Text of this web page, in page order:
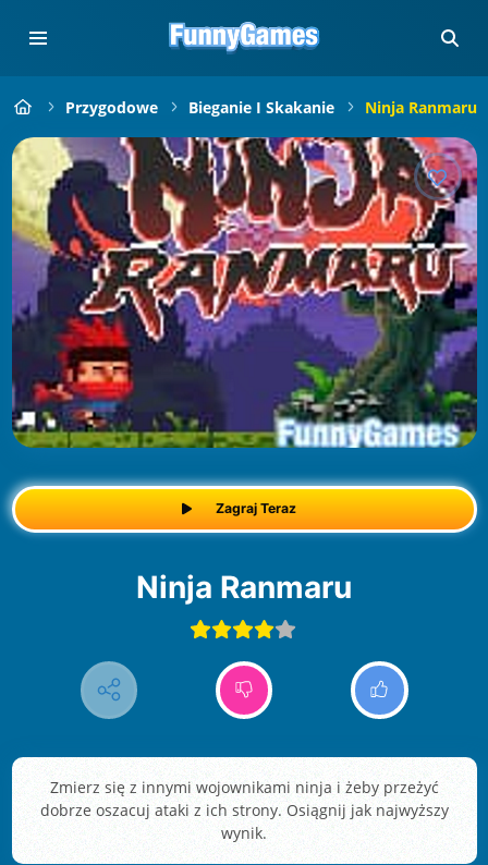
Przygodowe Bieganie I Skakanie Ninja Ranmaru
Zagraj Teraz
Ninja Ranmaru
Zmierz się z innymi wojownikami ninja i żeby przeżyć
dobrze oszacuj ataki z ich strony. Osiągnij jak najwyższy
wynik.